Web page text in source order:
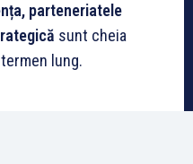
parteneriatele
sunt cheia
lung.